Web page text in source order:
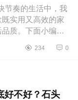
奏的生活中，我
实用又高效的家
质。下面小编为
234 0
好不好？石头